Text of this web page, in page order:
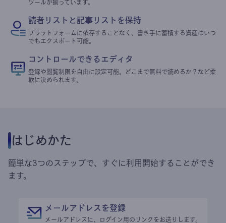
ツールが揃っています。
読者リストと記事リストを保持
プラットフォームに依存することなく、書き手に蓄積する資産はいつ
でもエクスポート可能。
コントロールできるエディタ
登録や閲覧制限を自由に設定可能。どこまで無料で読めるか？など柔
軟に決められます。
はじめかた
簡単な3つのステップで、すぐに利用開始することができ
ます。
メールアドレスを登録
メールアドレスに、ログイン用のリンクをお送りします。